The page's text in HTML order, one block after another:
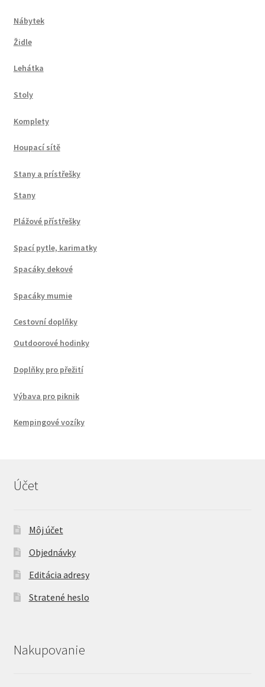
Nábytek
Židle
Lehátka
Stoly
Komplety
Houpací sítě
Stany a prístřešky
Stany
Plážové přístřešky
Spací pytle, karimatky
Spacáky dekové
Spacáky mumie
Cestovní doplňky
Outdoorové hodinky
Doplňky pro přežití
Výbava pro piknik
Kempingové vozíky
Účet
Môj účet
Objednávky
Editácia adresy
Stratené heslo
Nakupovanie